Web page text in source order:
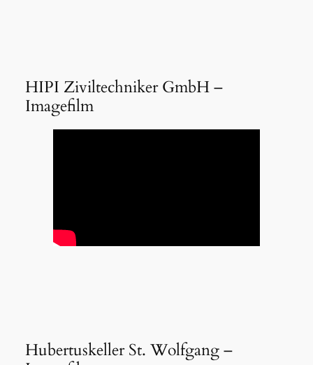
HIPI Ziviltechniker GmbH –
Imagefilm
Hubertuskeller St. Wolfgang –